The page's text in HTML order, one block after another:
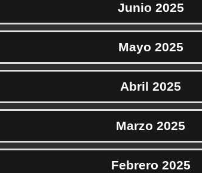
Junio 2025
Mayo 2025
Abril 2025
Marzo 2025
Febrero 2025